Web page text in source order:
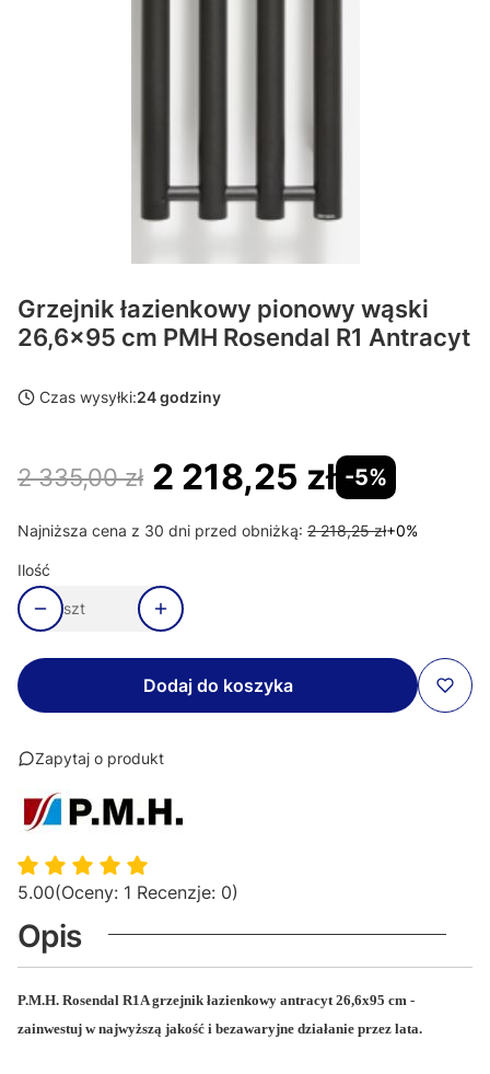
Grzejnik łazienkowy pionowy wąski
26,6x95 cm PMH Rosendal R1 Antracyt
Czas wysyłki:24 godziny
2 335,00 zł 2 218,25 zł -5%
Najniższa cena z 30 dni przed obniżką: 2 218,25 zł+0%
Ilość
szt
Dodaj do koszyka
Zapytaj o produkt
5.00(Oceny: 1 Recenzje: 0)
Opis
P.M.H. Rosendal R1Agrzejnik łazienkowy antracyt 26,6x95 cm -
zainwestuj w najwyższą jakość i bezawaryjne działanie przez lata.